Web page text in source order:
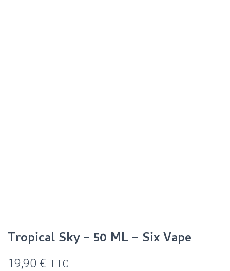
Tropical Sky – 50 ML – Six Vape
19,90 € TTC